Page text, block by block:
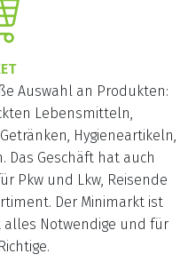
Auswahl an Produkten:
Lebensmitteln,
Hygieneartikeln,
Das Geschäft hat auch
Pkw und Lkw, Reisende
Der Minimarkt ist
alles Notwendige und für